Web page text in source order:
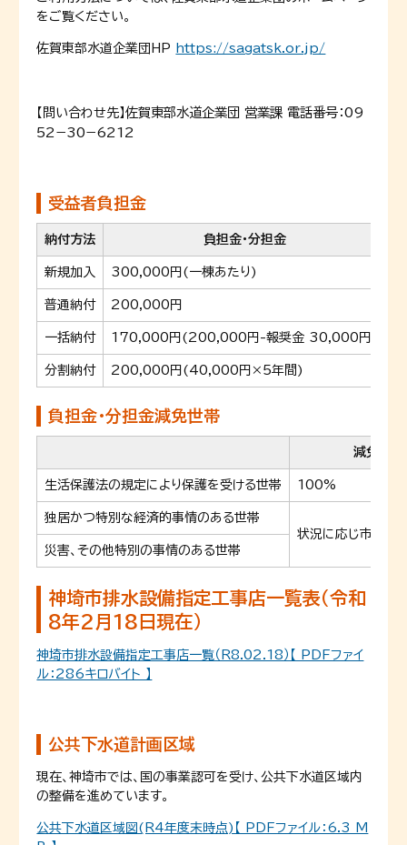
をご覧ください。
佐賀東部水道企業団HP https://sagatsk.or.jp/
【問い合わせ先】佐賀東部水道企業団 営業課 電話番号：09
52−30−6212
受益者負担金
納付方法 負担金・分担金
新規加入 300,000円(一棟あたり)
普通納付 200,000円
一括納付 170,000円(200,000円-報奨金 30,000円)
分割納付 200,000円(40,000円×5年間)
負担金・分担金減免世帯
減免率
生活保護法の規定により保護を受ける世帯 100%
独居かつ特別な経済的事情のある世帯
状況に応じ市長が
災害、その他特別の事情のある世帯
神埼市排水設備指定工事店一覧表（令和
8年2月18日現在）
神埼市排水設備指定工事店一覧（R8.02.18）【 PDFファイ
ル：286キロバイト 】
公共下水道計画区域
現在、神埼市では、国の事業認可を受け、公共下水道区域内
の整備を進めています。
公共下水道区域図(R4年度末時点)【 PDFファイル：6.3 M